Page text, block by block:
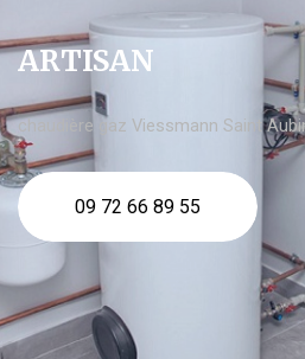
ARTISAN
chaudière gaz Viessmann Saint
09 72 66 89 55